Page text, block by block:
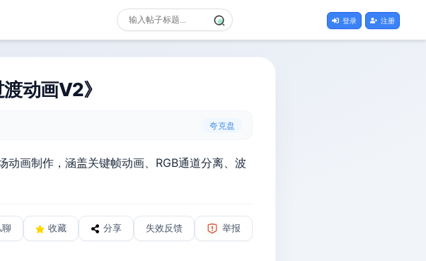
登录 注册
动画V2》
夸克盘
画制作，涵盖关键帧动画、RGB通道分离、波
聊 收藏 分享 失效反馈 举报